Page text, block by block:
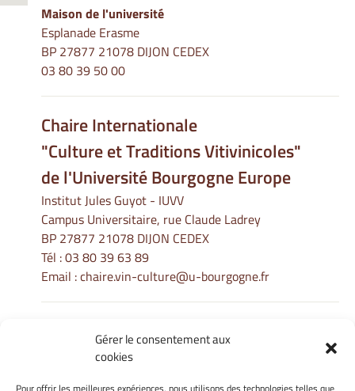
Gérer le consentement aux
cookies
Maison de l'université
Esplanade Erasme
BP 27877 21078 DIJON CEDEX
03 80 39 50 00
Chaire Internationale
"Culture et Traditions Vitivinicoles"
de l'Université Bourgogne Europe
Institut Jules Guyot - IUVV
Campus Universitaire, rue Claude Ladrey
BP 27877 21078 DIJON CEDEX
Tél :03 80 39 63 89
Email :chaire.vin-culture@u-bourgogne.fr
Informations Légales